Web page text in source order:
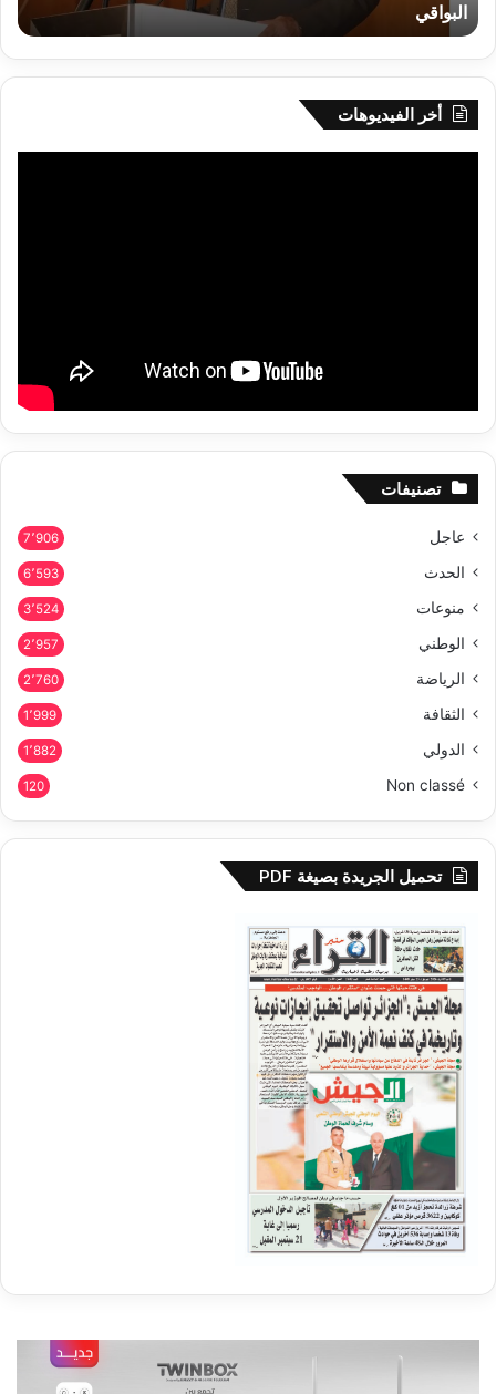
البواقي
البواقي
أخر الفيديوهات
تصنيفات
عاجل 7٬906
الحدث 6٬593
منوعات 3٬524
الوطني 2٬957
الرياضة 2٬760
الثقافة 1٬999
الدولي 1٬882
Non classé
120
تحميل الجريدة بصيغة PDF